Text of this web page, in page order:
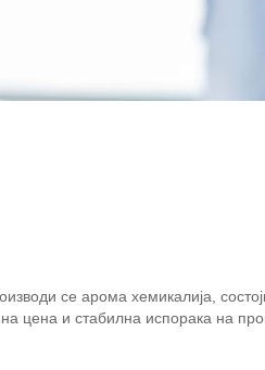
се арома хемикалија,
цена и стабилна испорака на